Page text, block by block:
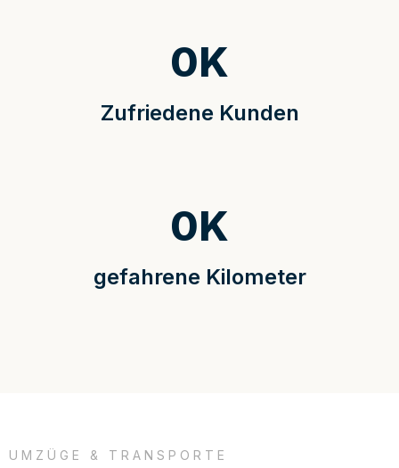
Zufriedene Kunden
0K
gefahrene Kilometer
0K
UMZÜGE & TRANSPORTE